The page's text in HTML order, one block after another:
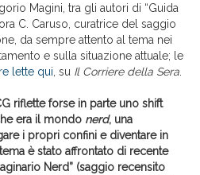
Magini, tra gli autori di “Guida
C. Caruso, curatrice del saggio
da sempre attento al tema nei
e sulla situazione attuale; le
lette qui , su Il Corriere della Sera
riflette forse in parte uno shift
era il mondo nerd, una
i propri confini e diventare in
è stato affrontato di recente
Nerd” (saggio recensito